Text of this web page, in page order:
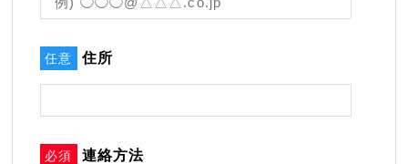
任意 住所
必須 連絡方法